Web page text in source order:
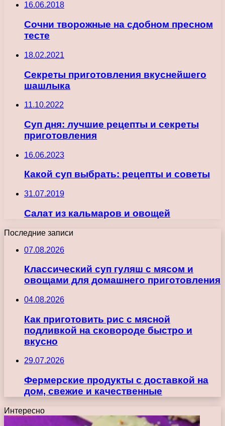
16.06.2018
Сочни творожные на сдобном пресном
тесте
18.02.2021
Секреты приготовления вкуснейшего
шашлыка
11.10.2022
Суп дня: лучшие рецепты и секреты
приготовления
16.06.2023
Какой суп выбрать: рецепты и советы
31.07.2019
Салат из кальмаров и овощей
Последние записи
07.08.2026
Классический суп гуляш с мясом и
овощами для домашнего приготовления
04.08.2026
Как приготовить рис с мясной
подливкой на сковороде быстро и
вкусно
29.07.2026
Фермерские продукты с доставкой на
дом, свежие и качественные
Интересно